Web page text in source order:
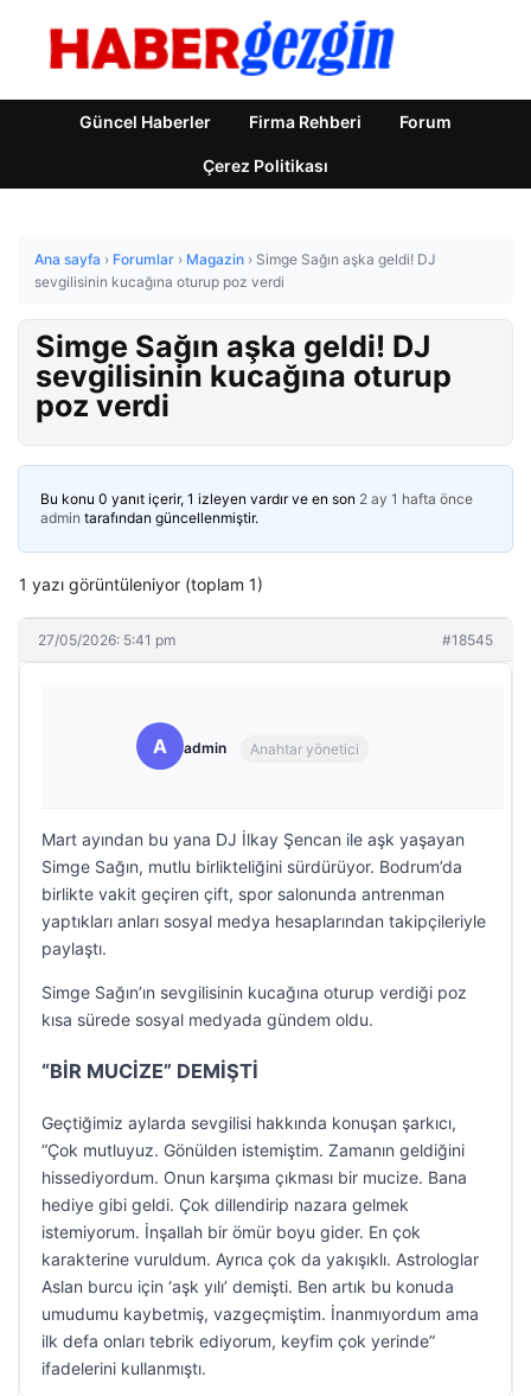
Güncel Haberler Firma Rehberi Forum
Çerez Politikası
Ana sayfa › Forumlar › Magazin › Simge Sağın aşka geldi! DJ
sevgilisinin kucağına oturup poz verdi
Simge Sağın aşka geldi! DJ
sevgilisinin kucağına oturup
poz verdi
Bu konu 0 yanıt içerir, 1 izleyen vardır ve en son 2 ay 1 hafta önce
admin tarafından güncellenmiştir.
1 yazı görüntüleniyor (toplam 1)
27/05/2026: 5:41 pm #18545
A admin Anahtar yönetici
Mart ayından bu yana DJ İlkay Şencan ile aşk yaşayan
Simge Sağın, mutlu birlikteliğini sürdürüyor. Bodrum’da
birlikte vakit geçiren çift, spor salonunda antrenman
yaptıkları anları sosyal medya hesaplarından takipçileriyle
paylaştı.
Simge Sağın’ın sevgilisinin kucağına oturup verdiği poz
kısa sürede sosyal medyada gündem oldu.
“BİR MUCİZE” DEMİŞTİ
Geçtiğimiz aylarda sevgilisi hakkında konuşan şarkıcı,
“Çok mutluyuz. Gönülden istemiştim. Zamanın geldiğini
hissediyordum. Onun karşıma çıkması bir mucize. Bana
hediye gibi geldi. Çok dillendirip nazara gelmek
istemiyorum. İnşallah bir ömür boyu gider. En çok
karakterine vuruldum. Ayrıca çok da yakışıklı. Astrologlar
Aslan burcu için ‘aşk yılı’ demişti. Ben artık bu konuda
umudumu kaybetmiş, vazgeçmiştim. İnanmıyordum ama
ilk defa onları tebrik ediyorum, keyfim çok yerinde”
ifadelerini kullanmıştı.